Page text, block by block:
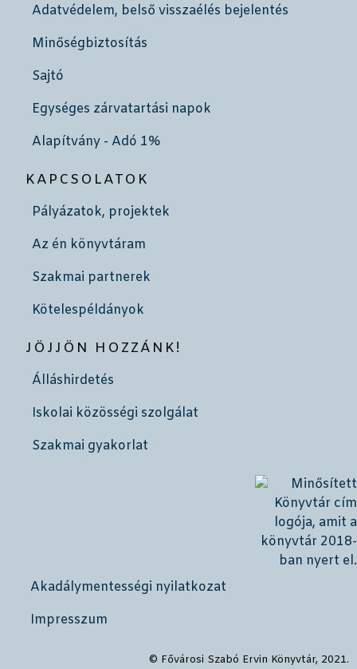
Adatvédelem, belső visszaélés bejelentés
Minőségbiztosítás
Sajtó
Egységes zárvatartási napok
Alapítvány - Adó 1%
KAPCSOLATOK
Pályázatok, projektek
Az én könyvtáram
Szakmai partnerek
Kötelespéldányok
JÖJJÖN HOZZÁNK!
Álláshirdetés
Iskolai közösségi szolgálat
Szakmai gyakorlat
Akadálymentességi nyilatkozat
Impresszum
© Fővárosi Szabó Ervin Könyvtár, 2021.